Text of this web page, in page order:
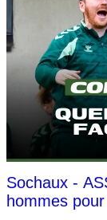
Sochaux -
hommes